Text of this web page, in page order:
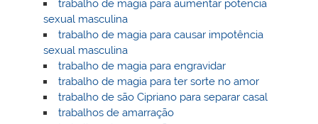
trabalho de magia para aumentar potencia
sexual masculina
trabalho de magia para causar impotência
sexual masculina
trabalho de magia para engravidar
trabalho de magia para ter sorte no amor
trabalho de são Cipriano para separar casal
trabalhos de amarração